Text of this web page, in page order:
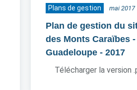
Plans de gestion mai 2017
Plan de gestion du
des Monts Caraïbes -
Guadeloupe - 2017
Télécharger la version